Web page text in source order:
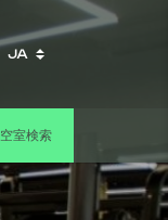
JA
空室検索